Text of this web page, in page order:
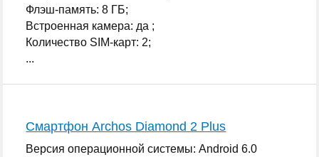
Флэш-память: 8 ГБ;
Встроенная камера: да ;
Количество SIM-карт: 2;
...
Смартфон Archos Diamond 2 Plus
Версия операционной системы: Android 6.0